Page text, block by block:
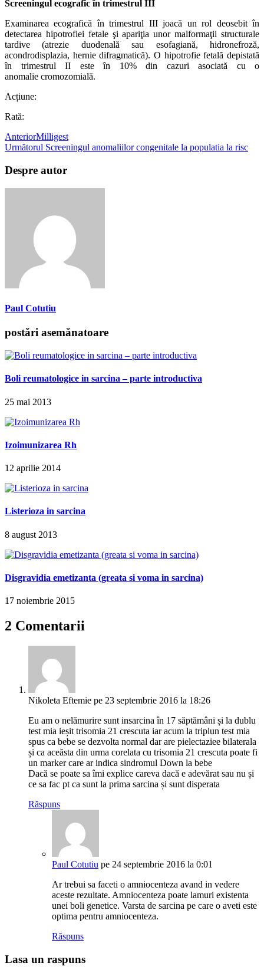
Screeningul ecografic în trimestrul III
Examinarea ecografică în trimestrul III joacă un rol deosebit în
detectarea hipotrofiei fetale şi apariţia unor malformaţii structurale
tardive (atrezie duodenală sau esofagiană, hidronefroză,
acondrodisplazia, hernie difragmatică). O hipotrofie fetală depistată
în trimestrul II este în 10% din cazuri asociată cu o
anomalie cromozomială.
Acțiune:
Rată:
AnteriorMilligest
Următorul Screeningul anomaliilor congenitale la populatia la risc
Despre autor
Paul Cotutiu
postări asemănatoare
Boli reumatologice in sarcina – parte introductiva
25 mai 2013
Izoimunizarea Rh
12 aprilie 2014
Listerioza in sarcina
8 august 2013
Disgravidia emetizanta (greata si voma in sarcina)
17 noiembrie 2015
2 Comentarii
Nikoleta Eftemie pe 23 septembrie 2016 la 18:26
Eu am o nelămurire sunt insarcina în 17 săptămâni și la dublu
test mia ieșit trisomia 21 crescuta iar acum la triplun test mia
spus ca bebe se dezvolta normal dar are pielectaziee bilaterala
și ca aceăsta din urma corelata cu trisomia 21 crescuta poate fi
un marker care ar indica sindromul Down la bebe
Dacă se poate sa îmi explice careva dacă e adevărat sau nu și
ce sa fac pt ca sunt la prima sarcina și sunt disperata
Răspuns
Paul Cotutiu pe 24 septembrie 2016 la 0:01
Ar trebui sa faceti o amniocenteza avand in vedere
aceste rezultate. Amniocenteza poate lamuri existenta
unei boli genetice. Varsta de sarcina pe care o aveti este
optima pentru amniocenteza.
Răspuns
Lasa un raspuns